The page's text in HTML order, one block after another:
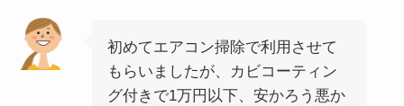
初めてエアコン掃除で利用させて
もらいましたが、カビコーティン
グ付きで1万円以下、安かろう悪か